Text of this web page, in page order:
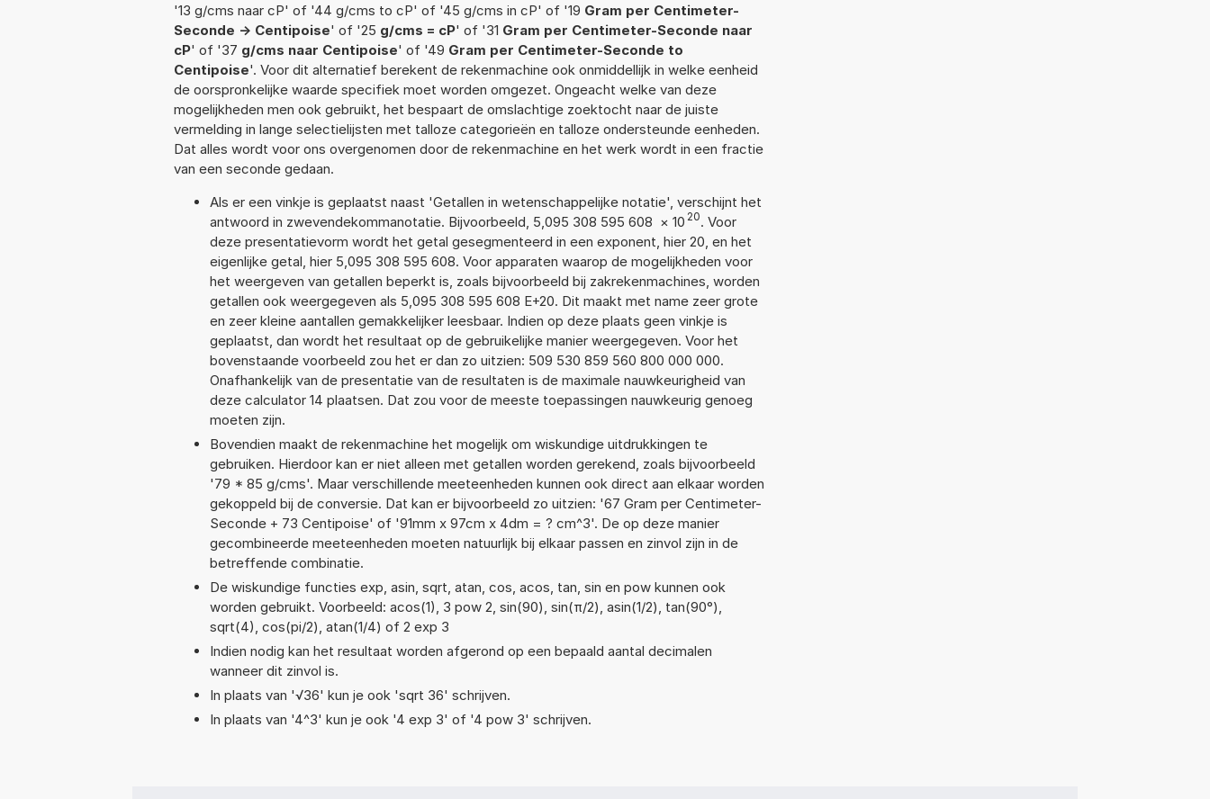
'13 g/cms naar cP' of '44 g/cms to cP' of '45 g/cms in cP' of '19 Gram per Centimeter-
Seconde -> Centipoise' of '25 g/cms = cP' of '31 Gram per Centimeter-Seconde naar
cP' of '37 g/cms naar Centipoise' of '49 Gram per Centimeter-Seconde to
Centipoise'. Voor dit alternatief berekent de rekenmachine ook onmiddellijk in welke eenheid
de oorspronkelijke waarde specifiek moet worden omgezet. Ongeacht welke van deze
mogelijkheden men ook gebruikt, het bespaart de omslachtige zoektocht naar de juiste
vermelding in lange selectielijsten met talloze categorieën en talloze ondersteunde eenheden.
Dat alles wordt voor ons overgenomen door de rekenmachine en het werk wordt in een fractie
van een seconde gedaan.
Als er een vinkje is geplaatst naast 'Getallen in wetenschappelijke notatie', verschijnt het
antwoord in zwevendekommanotatie. Bijvoorbeeld, 5,095 308 595 608 × 10 20. Voor
deze presentatievorm wordt het getal gesegmenteerd in een exponent, hier 20, en het
eigenlijke getal, hier 5,095 308 595 608. Voor apparaten waarop de mogelijkheden voor
het weergeven van getallen beperkt is, zoals bijvoorbeeld bij zakrekenmachines, worden
getallen ook weergegeven als 5,095 308 595 608 E+20. Dit maakt met name zeer grote
en zeer kleine aantallen gemakkelijker leesbaar. Indien op deze plaats geen vinkje is
geplaatst, dan wordt het resultaat op de gebruikelijke manier weergegeven. Voor het
bovenstaande voorbeeld zou het er dan zo uitzien: 509 530 859 560 800 000 000.
Onafhankelijk van de presentatie van de resultaten is de maximale nauwkeurigheid van
deze calculator 14 plaatsen. Dat zou voor de meeste toepassingen nauwkeurig genoeg
moeten zijn.
Bovendien maakt de rekenmachine het mogelijk om wiskundige uitdrukkingen te
gebruiken. Hierdoor kan er niet alleen met getallen worden gerekend, zoals bijvoorbeeld
'79 * 85 g/cms'. Maar verschillende meeteenheden kunnen ook direct aan elkaar worden
gekoppeld bij de conversie. Dat kan er bijvoorbeeld zo uitzien: '67 Gram per Centimeter-
Seconde + 73 Centipoise' of '91mm x 97cm x 4dm = ? cm^3'. De op deze manier
gecombineerde meeteenheden moeten natuurlijk bij elkaar passen en zinvol zijn in de
betreffende combinatie.
De wiskundige functies exp, asin, sqrt, atan, cos, acos, tan, sin en pow kunnen ook
worden gebruikt. Voorbeeld: acos(1), 3 pow 2, sin(90), sin(π/2), asin(1/2), tan(90°),
sqrt(4), cos(pi/2), atan(1/4) of 2 exp 3
Indien nodig kan het resultaat worden afgerond op een bepaald aantal decimalen
wanneer dit zinvol is.
In plaats van '√36' kun je ook 'sqrt 36' schrijven.
In plaats van '4^3' kun je ook '4 exp 3' of '4 pow 3' schrijven.